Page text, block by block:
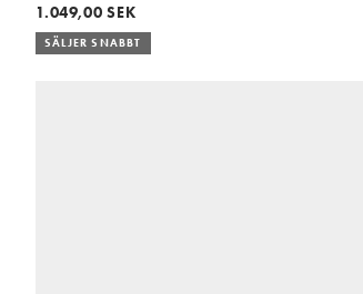
1.049,00 SEK
SÄLJER SNABBT